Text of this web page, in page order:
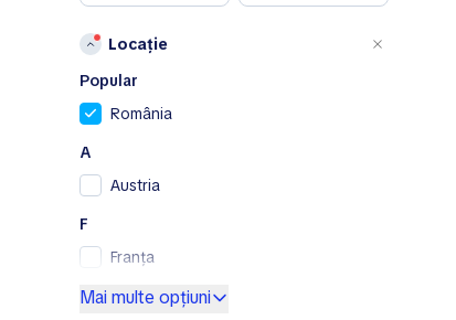
Porsche
RAM
Renault
SsangYong
Volvo
Locație
Popular
România
A
Austria
F
Franța
G
Mai multe opțiuni